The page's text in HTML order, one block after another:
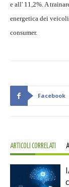
e all' 11,2%. A
energetica dei
consumer.
Facebook
ARTICOLI CORRELATI